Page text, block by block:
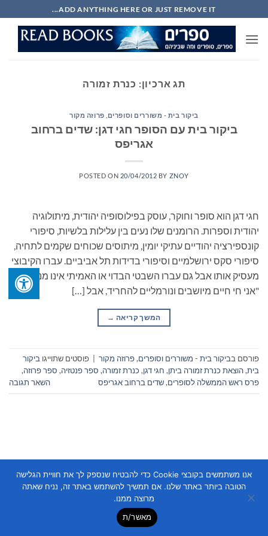
to
content
ADD ANYTHING HERE OR JUST REMOVE IT...
תג ארכיון: כנרת זמורה
ביקור בית - משוררים וסופרים פרוזה מקור
ביקור בית עם הסופר חגי דגן: שדים ברחוב
אגריפס
POSTED ON 20/04/2012 BY ZNOY
חגי דגן הוא סופר וחוקר, עוסק בפילוסופיה יהודית, מיתולוגיה
יהודית וספרות. הרומנים שלו נעים בין עלילות בלשיות, סיפורי
קונספירציה יהודיים עתיקי יומין, מיתוסים שכוחים שקמים לתחיה,
סיפורי סקס ירושלמיים וסיפורי בדידות תל אביביים. עברו הקיבוצי
מעסיק אותו אבל גם עברו השבטי הבדוי או האמיתי אינו מניח לו.
"אני חי חיים מיושבים ונורמליים להחריד, אבל […]
המשך קריאה →
פורסם בביקור בית - משוררים וסופרים,פרוזה מקור פוסטים שתוייגו ביקור
בית,הוצאת כנרת זמורה ביתן, חגי דגן, כנרת זמורה, ספר פנטזיה, ספר פרוזה,
פרס ראש הממשלה לסופרים,שדים ברחוב אגריפס השאר תגובה
Copyright 2026 © Flatsome Themeאנו משתמשים בקובצי Cookie כדי להבטיח שנספק לך את חוויית הגלישה
הטובה ביותר באתר שלנו. אם תמשיך להשתמש באתר זה, נניח שאתה
מרוצה ממנו.
מאשר/ת